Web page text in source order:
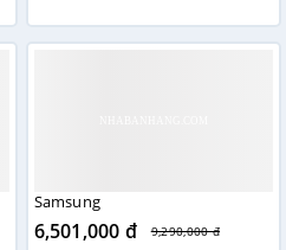
Samsung
6,501,000 đ 9,290,000 đ